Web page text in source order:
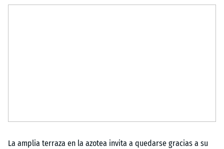
La amplia terraza en la azotea invita a quedarse gracias a su